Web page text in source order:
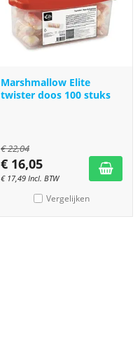
Marshmallow Elite
twister doos 100 stuks
€22,04
€ 16,05
€ 17,49 Incl. BTW
Vergelijken